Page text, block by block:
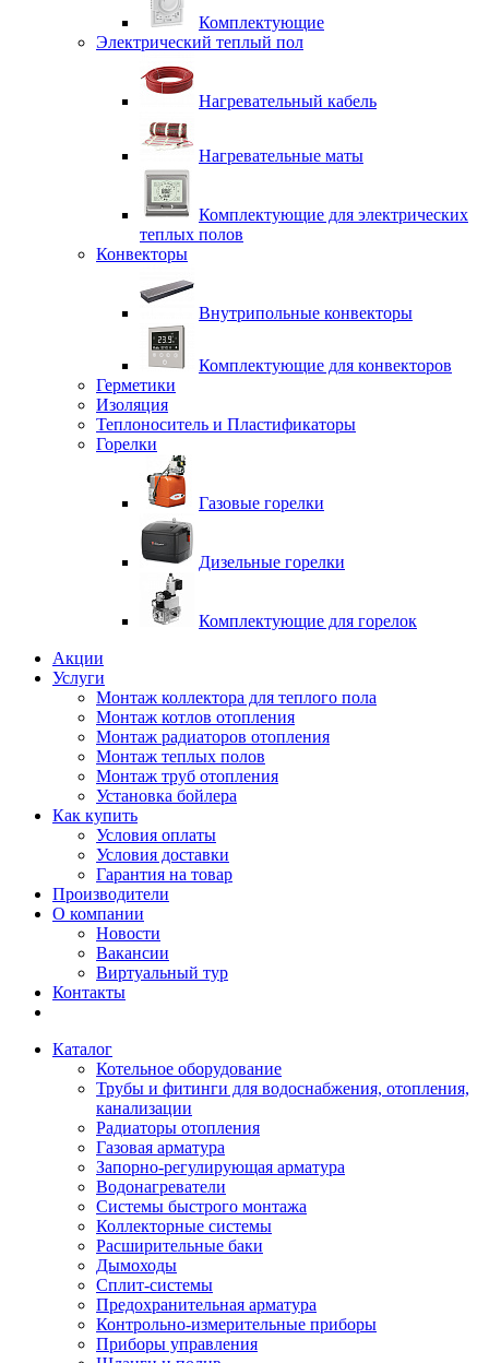
Комплектующие
Электрический теплый пол
Нагревательный кабель
Нагревательные маты
Комплектующие для электрических
теплых полов
Конвекторы
Внутрипольные конвекторы
Комплектующие для конвекторов
Герметики
Изоляция
Теплоноситель и Пластификаторы
Горелки
Газовые горелки
Дизельные горелки
Комплектующие для горелок
Акции
Услуги
Монтаж коллектора для теплого пола
Монтаж котлов отопления
Монтаж радиаторов отопления
Монтаж теплых полов
Монтаж труб отопления
Установка бойлера
Как купить
Условия оплаты
Условия доставки
Гарантия на товар
Производители
О компании
Новости
Вакансии
Виртуальный тур
Контакты
Каталог
Котельное оборудование
Трубы и фитинги для водоснабжения, отопления,
канализации
Радиаторы отопления
Газовая арматура
Запорно-регулирующая арматура
Водонагреватели
Системы быстрого монтажа
Коллекторные системы
Расширительные баки
Дымоходы
Сплит-системы
Предохранительная арматура
Контрольно-измерительные приборы
Приборы управления